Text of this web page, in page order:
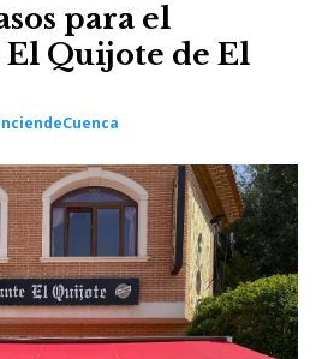
para el
Quijote de El